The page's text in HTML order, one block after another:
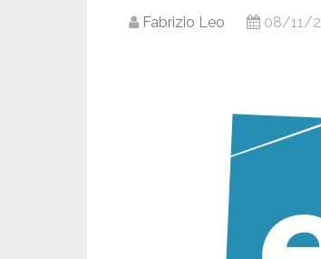
Fabrizio Leo 08/11/